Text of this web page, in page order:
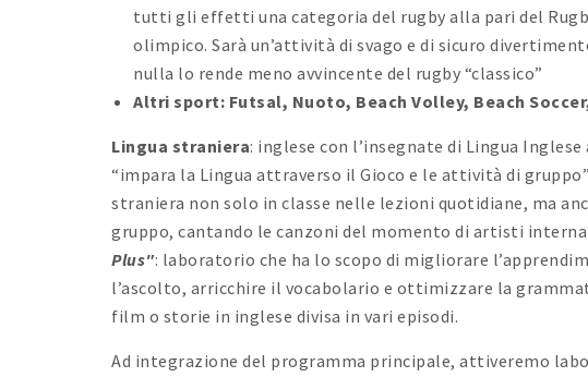
tutti gli effetti una categoria del rugby alla pari del
olimpico. Sarà un’attività di svago e di sicuro
nulla lo rende meno avvincente del rugby “classico”
Altri sport: Futsal, Nuoto, Beach Volley, Beach
Lingua straniera: inglese con l’insegnate di Lingua
“impara la Lingua attraverso il Gioco e le attività di
straniera non solo in classe nelle lezioni quotidiane, ma
gruppo, cantando le canzoni del momento di artisti
Plus": laboratorio che ha lo scopo di migliorare
l’ascolto, arricchire il vocabolario e ottimizzare la
film o storie in inglese divisa in vari episodi.
Ad integrazione del programma principale, attiveremo